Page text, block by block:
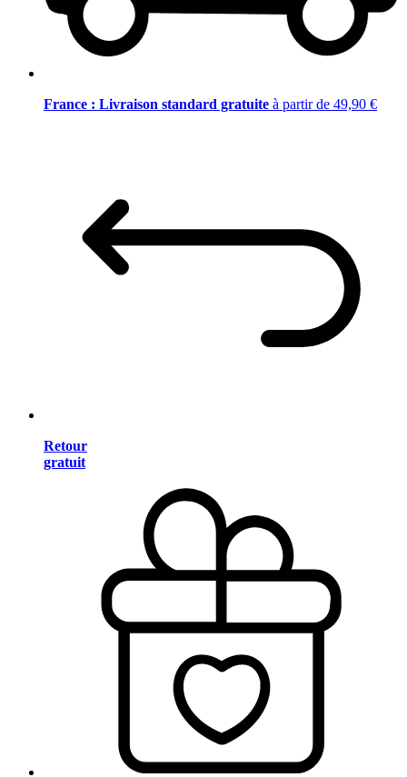
France : Livraison standard gratuite à partir de 49,90 €
Retour
gratuit